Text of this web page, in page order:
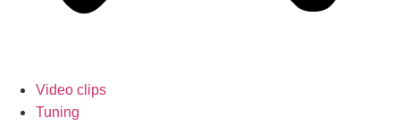
Video clips
Tuning